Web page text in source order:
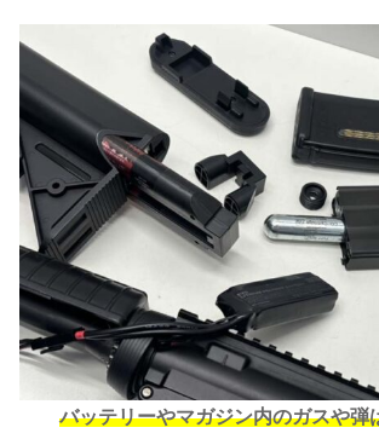
バッテリーやマガジン内のガスや弾